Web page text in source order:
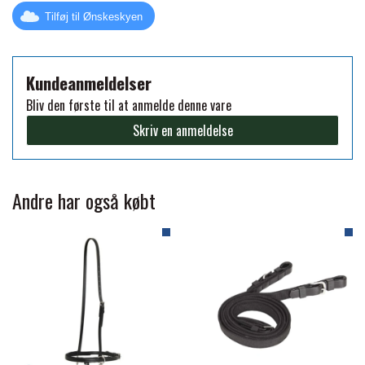
PREMIER EQUINE SADEL TILBEHØR
PREMIER EQUINE SADELUNDERLAG
PREMIER EQUINE PADS
PREMIER EQUINE BENBESKYTTELSE
PREMIER EQUINE TRANSPORT
BESKYTTELSE
FORAN EQUINE
HAPPY MOUTH
KÄLLQUIST EQUESTIAN
Tilføj til Ønskeskyen
Kundeanmeldelser
Bliv den første til at anmelde denne vare
Skriv en anmeldelse
Andre har også købt